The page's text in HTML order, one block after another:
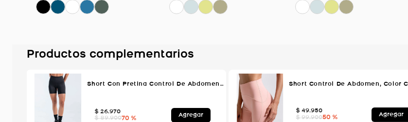
Productos complementarios
Short Con Pretina Control De Abdomen, Color Negro Para Mujer
$ 26.970
$ 89.90070 % Agregar
$ 49.950
$ 99.90050 % Agregar